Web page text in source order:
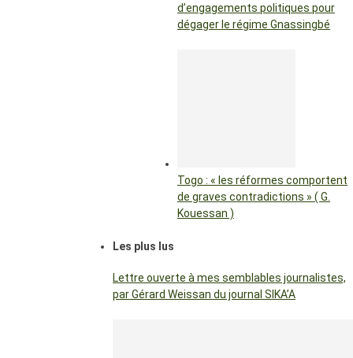
d’engagements politiques pour
dégager le régime Gnassingbé
Togo : « les réformes comportent
de graves contradictions » ( G.
Kouessan )
Les plus lus
Lettre ouverte à mes semblables journalistes,
par Gérard Weissan du journal SIKA’A